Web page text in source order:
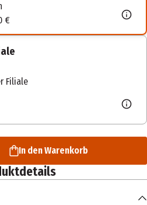
€
Filiale
In den Warenkorb